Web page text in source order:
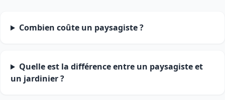
Combien coûte un paysagiste ?
Quelle est la différence entre un paysagiste et
un jardinier ?